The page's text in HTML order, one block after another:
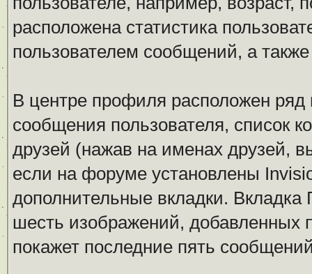
расположена статистика
пользователем сообщений, а
В центре профиля расположен
сообщения пользователя, список
друзей (нажав на именах друзей,
если на форуме установлены
дополнительные вкладки. Вкладка
шесть изображений, добавленных
покажет последние пять